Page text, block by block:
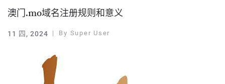
澳门.mo域名注册规则和意义
11 四, 2024 By Super User